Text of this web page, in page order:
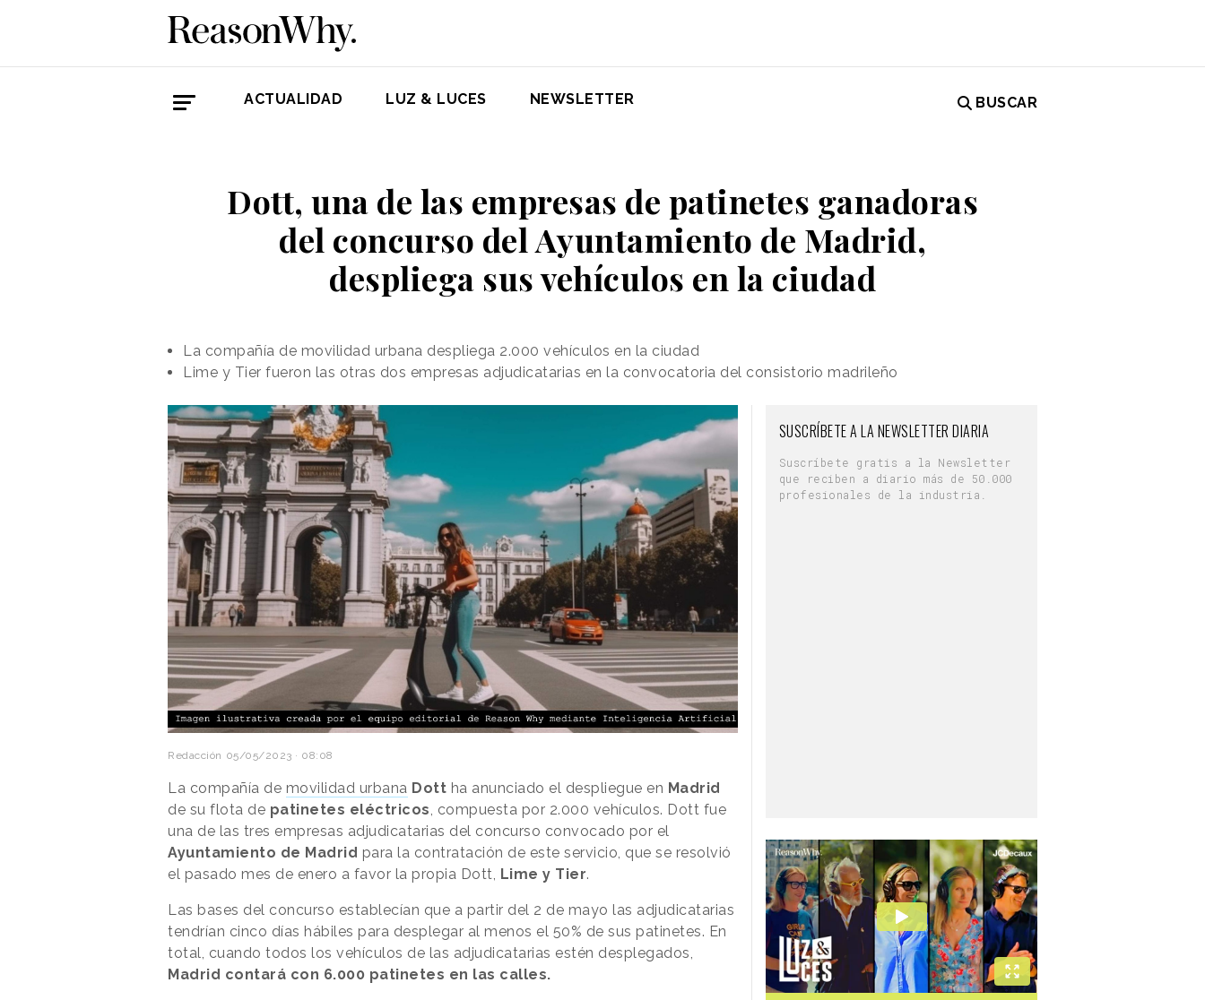
ACTUALIDAD LUZ & LUCES NEWSLETTER BUSCAR
Dott, una de las empresas de patinetes ganadoras
del concurso del Ayuntamiento de Madrid,
despliega sus vehículos en la ciudad
La compañía de movilidad urbana despliega 2.000 vehículos en la ciudad
Lime y Tier fueron las otras dos empresas adjudicatarias en la convocatoria del consistorio madrileño
Redacción 05/05/2023 · 08:08
La compañía de movilidad urbana Dott ha anunciado el despliegue en Madrid
de su flota de patinetes eléctricos , compuesta por 2.000 vehículos. Dott fue
una de las tres empresas adjudicatarias del concurso convocado por el
Ayuntamiento de Madrid para la contratación de este servicio, que se resolvió
el pasado mes de enero a favor la propia Dott, Lime y Tier.
Las bases del concurso establecían que a partir del 2 de mayo las adjudicatarias
tendrían cinco días hábiles para desplegar al menos el 50% de sus patinetes. En
total, cuando todos los vehículos de las adjudicatarias estén desplegados,
Madrid contará con 6.000 patinetes en las calles.
SUSCRÍBETE A LA NEWSLETTER DIARIA
Suscríbete gratis a la Newsletter
que reciben a diario más de 50.000
profesionales de la industria.